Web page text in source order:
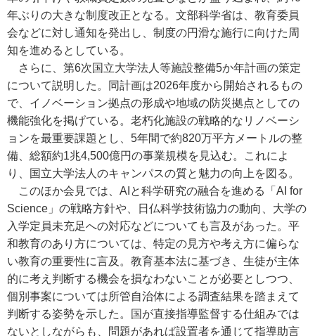
年ぶりの大きな制度改正となる。文部科学省は、教育委員
会などに対し通知を発出し、制度の円滑な施行に向けた周
知を進めるとしている。
さらに、第6次国立大学法人等施設整備5か年計画の策定
について説明した。同計画は2026年度から開始されるもの
で、イノベーション拠点の形成や地域の防災拠点としての
機能強化を掲げている。老朽化施設の戦略的なリノベーシ
ョンを最重要課題とし、5年間で約820万平方メートルの整
備、総額約1兆4,500億円の事業規模を見込む。これによ
り、国立大学法人のキャンパスの質と魅力の向上を図る。
このほか会見では、AIと科学研究の融合を進める「AI for
Science」の戦略方針や、日仏科学技術協力の動向、大学の
入学定員未充足への対応などについても言及があった。平
和教育のあり方については、特定の見方や考え方に偏らな
い教育の重要性に言及。教育基本法に基づき、生徒が主体
的に考え判断する機会を損なわないことが必要としつつ、
個別事案については所管自治体による調査結果を踏まえて
判断する姿勢を示した。国が直接指導監督する仕組みでは
ないとしながらも、問題があれば設置者を通じて指導助言